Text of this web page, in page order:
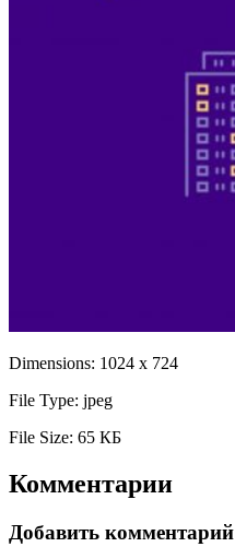
Dimensions: 1024 x 724
File Type: jpeg
File Size: 65 КБ
Комментарии
Добавить комментарий